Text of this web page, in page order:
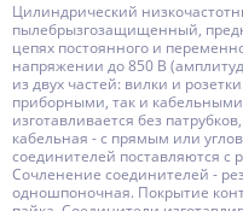
Цилиндрический
пылебрызгозащищенный,
цепях постоянного и
напряжении до 850 В
из двух частей: вилки и
приборными, так и
изготавливается без
кабельная - с прямым или
соединителей поставляются
Сочленение соединителей -
одношпоночная. Покрытие